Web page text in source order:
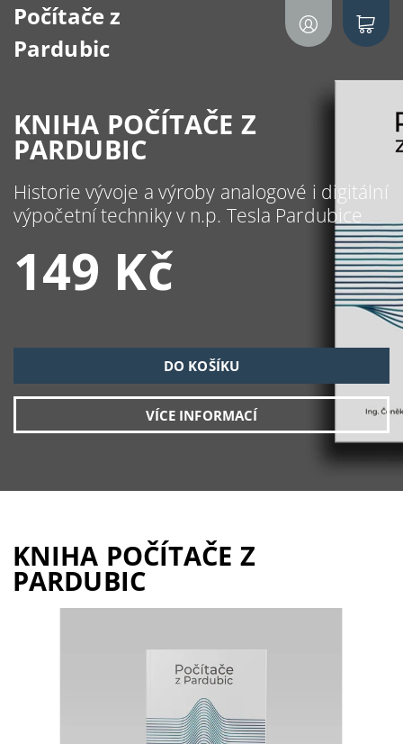
Počítače z
Pardubic
KNIHA POČÍTAČE Z
PARDUBIC
Historie vývoje a výroby analogové i digitální
výpočetní techniky v n.p. Tesla Pardubice
149 Kč
VÍCE INFORMACÍ
KNIHA POČÍTAČE Z
PARDUBIC